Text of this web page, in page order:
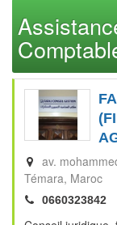
av.
Témara Maroc
0660323842